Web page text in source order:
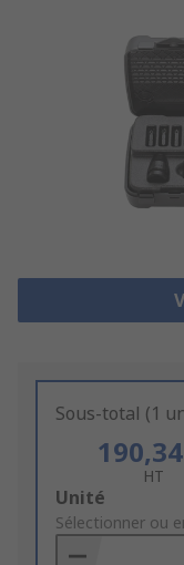
Sous-total (1
HT
Add
to
Basket
Unité
Sélectionner ou